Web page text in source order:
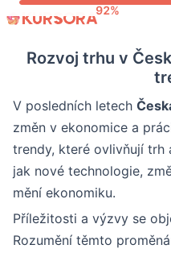
contentRozvoj trhu v
V posledních letech
změn v ekonomice a
trendy, které ovlivňují trh
jak nové technologie,
mění ekonomiku.
Příležitosti a výzvy se
Rozumění těmto